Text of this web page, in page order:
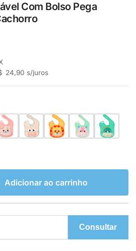
Com Bolso Pega
24,90 s/juros
Adicionar ao carrinho
Consultar